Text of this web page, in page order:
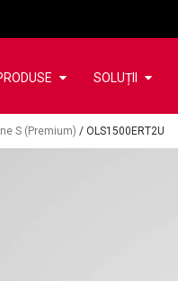
SOLUȚII
S (Premium) / OLS1500ERT2U